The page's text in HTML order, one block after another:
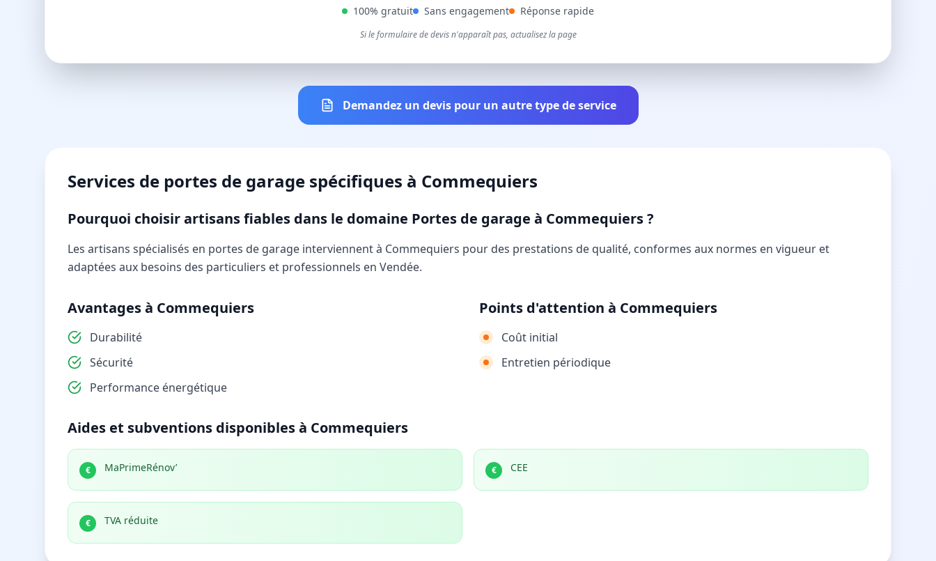
100% gratuit Sans engagement Réponse rapide
Si le formulaire de devis n'apparaît pas, actualisez la page
Demandez un devis pour un autre type de service
Services de portes de garage spécifiques à Commequiers
Pourquoi choisir artisans fiables dans le domaine Portes de garage à Commequiers ?
Les artisans spécialisés en portes de garage interviennent à Commequiers pour des prestations de qualité, conformes aux normes en vigueur et
adaptées aux besoins des particuliers et professionnels en Vendée.
Avantages à Commequiers
Durabilité
Sécurité
Performance énergétique
Points d'attention à Commequiers
Coût initial
Entretien périodique
Aides et subventions disponibles à Commequiers
€ MaPrimeRénov’ € CEE
€ TVA réduite